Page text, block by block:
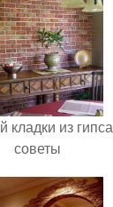
из
советы